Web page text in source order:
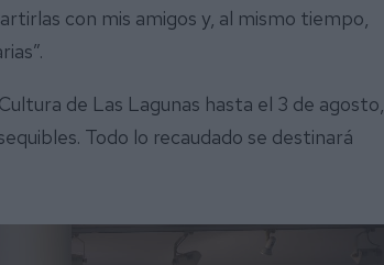
con mis amigos y, al mismo tiempo,
de Las Lagunas hasta el 3 de agosto,
Todo lo recaudado se destinará